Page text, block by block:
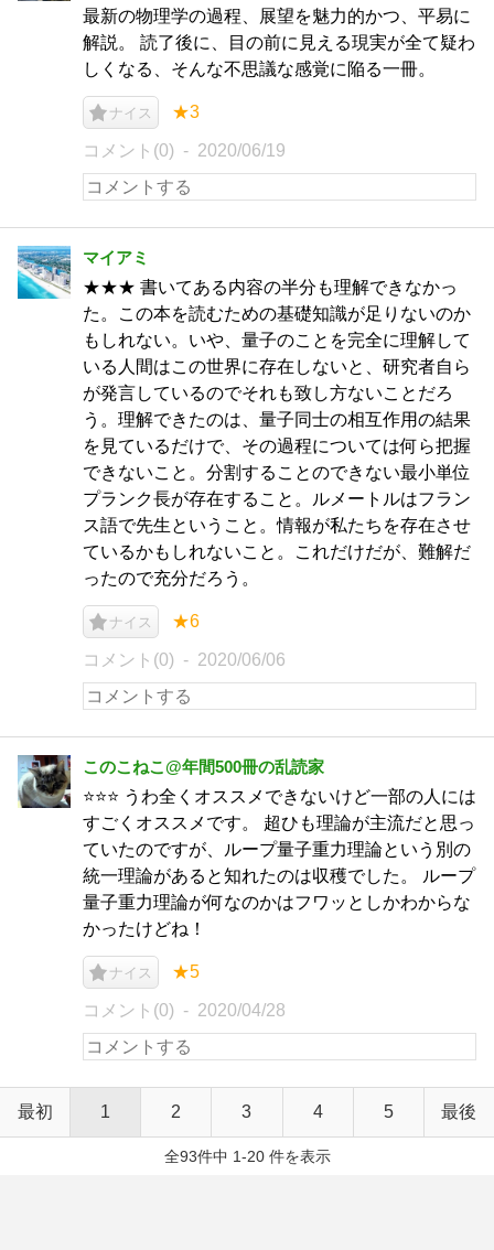
最新の物理学の過程、展望を魅力的かつ、平易に
解説。 読了後に、目の前に見える現実が全て疑わ
しくなる、そんな不思議な感覚に陥る一冊。
ナイス ★3
コメント(0) 2020/06/19
マイアミ
★★★ 書いてある内容の半分も理解できなかっ
た。この本を読むための基礎知識が足りないのか
もしれない。いや、量子のことを完全に理解して
いる人間はこの世界に存在しないと、研究者自ら
が発言しているのでそれも致し方ないことだろ
う。理解できたのは、量子同士の相互作用の結果
を見ているだけで、その過程については何ら把握
できないこと。分割することのできない最小単位
プランク長が存在すること。ルメートルはフラン
ス語で先生ということ。情報が私たちを存在させ
ているかもしれないこと。これだけだが、難解だ
ったので充分だろう。
ナイス ★6
コメント(0) 2020/06/06
このこねこ@年間500冊の乱読家
⭐⭐⭐ うわ全くオススメできないけど一部の人には
すごくオススメです。 超ひも理論が主流だと思っ
ていたのですが、ループ量子重力理論という別の
統一理論があると知れたのは収穫でした。 ループ
量子重力理論が何なのかはフワッとしかわからな
かったけどね！
ナイス ★5
コメント(0) 2020/04/28
最初 1 2 3 4 5 最後
全93件中 1-20 件を表示